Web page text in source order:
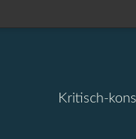
Kritisch-